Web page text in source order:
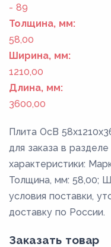
- 89
Толщина, мм:
58,00
Ширина, мм:
1210,00
Длина, мм:
3600,00
Плита ОсВ
для заказа в
характеристики:
Толщина, мм: 58,00;
условия поставки,
доставку по России.
Заказать товар